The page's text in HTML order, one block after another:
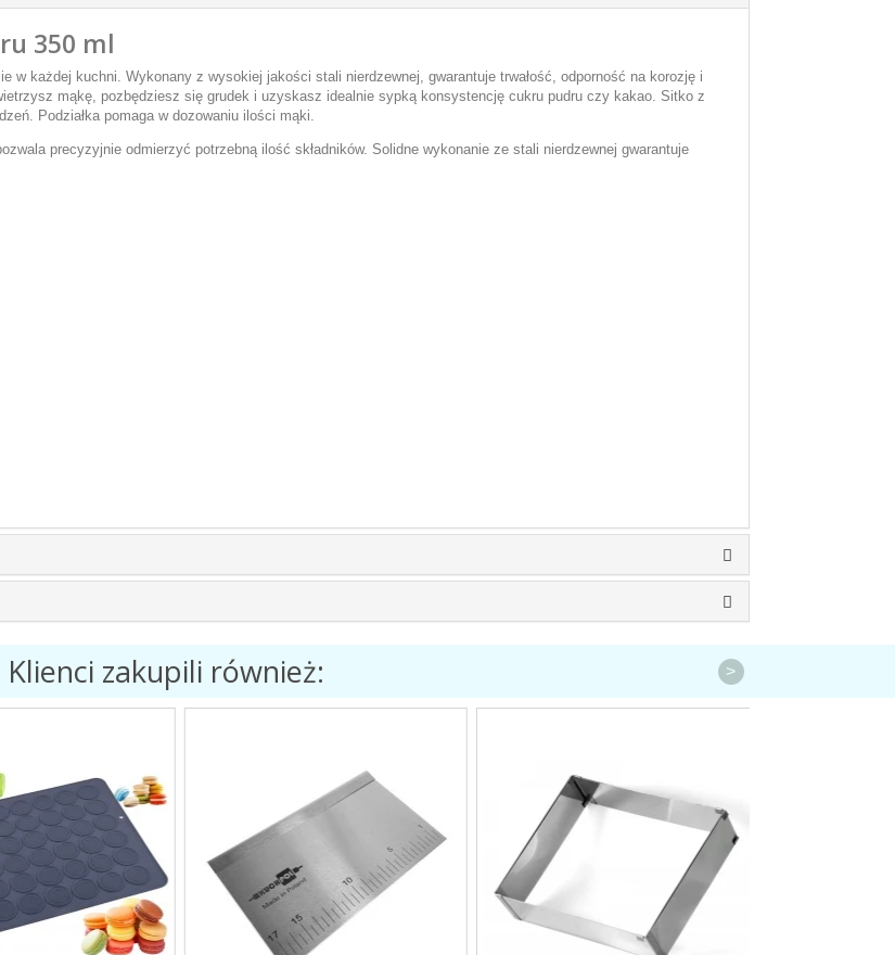
350 ml
w każdej kuchni. Wykonany z wysokiej jakości stali nierdzewnej, gwarantuje trwałość, odporność na korozję i
mąkę, pozbędziesz się grudek i uzyskasz idealnie sypką konsystencję cukru pudru czy kakao. Sitko z
Podziałka pomaga w dozowaniu ilości mąki.
precyzyjnie odmierzyć potrzebną ilość składników. Solidne wykonanie ze stali nierdzewnej gwarantuje
Klienci zakupili również: >